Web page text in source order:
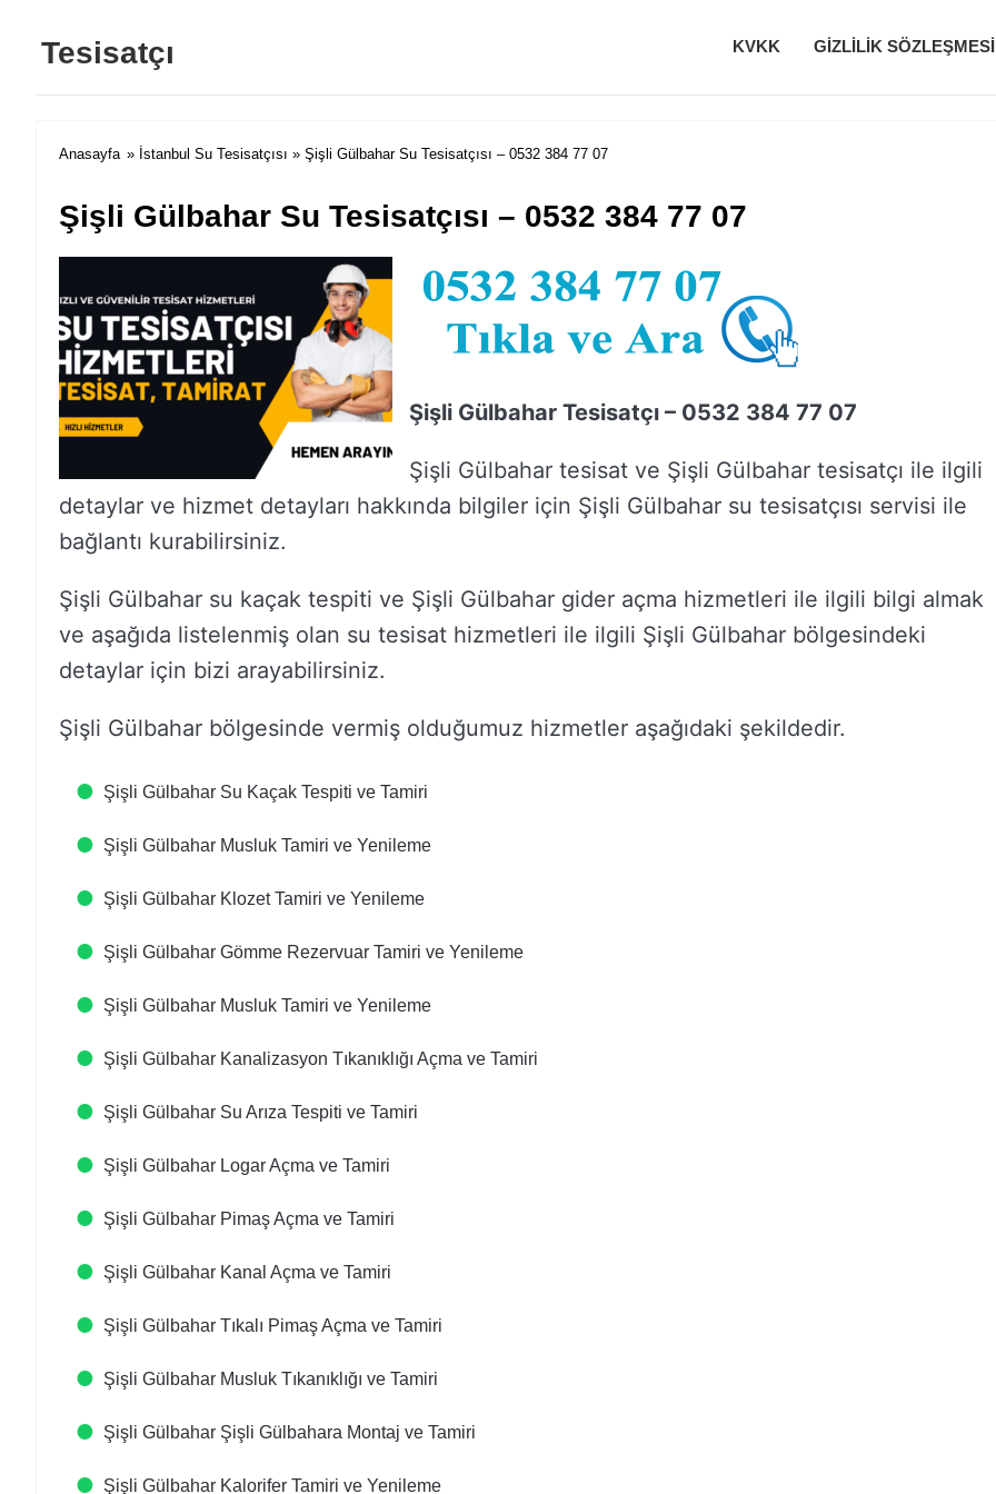
Tesisatçı KVKK GIZLILIK SÖZLEŞMESI
Anasayfa » İstanbul Su Tesisatçısı » Şişli Gülbahar Su Tesisatçısı – 0532 384 77 07
Şişli Gülbahar Su Tesisatçısı – 0532 384 77 07
Şişli Gülbahar Tesisatçı – 0532 384 77 07
Şişli Gülbahar tesisat ve Şişli Gülbahar tesisatçı ile ilgili
detaylar ve hizmet detayları hakkında bilgiler için Şişli Gülbahar su tesisatçısı servisi ile
bağlantı kurabilirsiniz.
Şişli Gülbahar su kaçak tespiti ve Şişli Gülbahar gider açma hizmetleri ile ilgili bilgi almak
ve aşağıda listelenmiş olan su tesisat hizmetleri ile ilgili Şişli Gülbahar bölgesindeki
detaylar için bizi arayabilirsiniz.
Şişli Gülbahar bölgesinde vermiş olduğumuz hizmetler aşağıdaki şekildedir.
Şişli Gülbahar Su Kaçak Tespiti ve Tamiri
Şişli Gülbahar Musluk Tamiri ve Yenileme
Şişli Gülbahar Klozet Tamiri ve Yenileme
Şişli Gülbahar Gömme Rezervuar Tamiri ve Yenileme
Şişli Gülbahar Musluk Tamiri ve Yenileme
Şişli Gülbahar Kanalizasyon Tıkanıklığı Açma ve Tamiri
Şişli Gülbahar Su Arıza Tespiti ve Tamiri
Şişli Gülbahar Logar Açma ve Tamiri
Şişli Gülbahar Pimaş Açma ve Tamiri
Şişli Gülbahar Kanal Açma ve Tamiri
Şişli Gülbahar Tıkalı Pimaş Açma ve Tamiri
Şişli Gülbahar Musluk Tıkanıklığı ve Tamiri
Şişli Gülbahar Şişli Gülbahara Montaj ve Tamiri
Şişli Gülbahar Kalorifer Tamiri ve Yenileme